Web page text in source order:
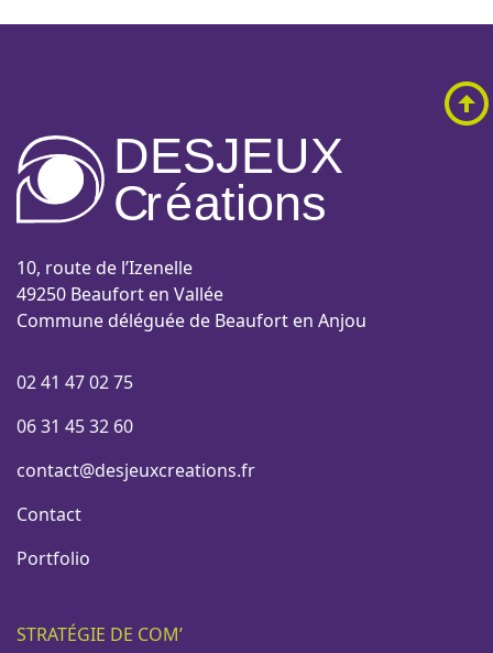
DESJEUX
Créations
10, route de l’Izenelle
49250 Beaufort en Vallée
Commune déléguée de Beaufort en Anjou
02 41 47 02 75
06 31 45 32 60
contact@desjeuxcreations.fr
Contact
Portfolio
STRATÉGIE DE COM’